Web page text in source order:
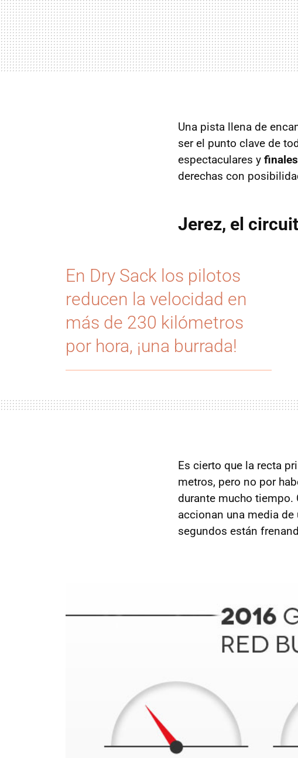
Una pista llena de
ser el punto clave de
espectaculares y
derechas con
Jerez, el
En Dry Sack los pilotos
reducen la velocidad en
más de 230 kilómetros
por hora, ¡una burrada!
Es cierto que la recta
metros, pero no por
durante mucho tiempo.
accionan una media de
segundos están